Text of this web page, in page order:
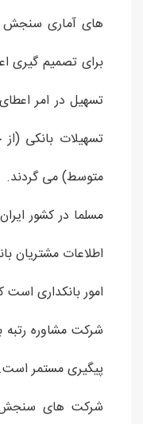
های آماری سنجش
برای تصمیم گیری
تسهیل در امر
تسهیلات بانکی
متوسط) می گردند.
مسلما در کشور
اطلاعات مشتریان
امور بانکداری است
شرکت مشاوره رتبه
پیگیری مستمر است.
شرکت های سنجش